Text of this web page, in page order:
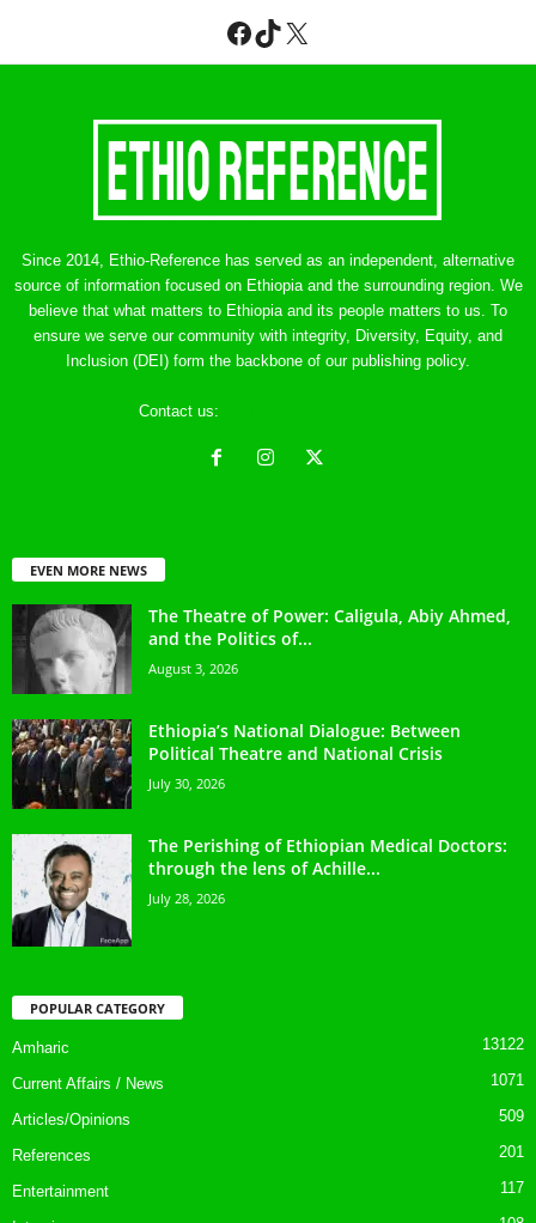
Facebook
TikTok
X
Since 2014, Ethio-Reference has served as an independent, alternative
source of information focused on Ethiopia and the surrounding region. We
believe that what matters to Ethiopia and its people matters to us. To
ensure we serve our community with integrity, Diversity, Equity, and
Inclusion (DEI) form the backbone of our publishing policy.
Contact us:
EVEN MORE NEWS
The Theatre of Power: Caligula, Abiy Ahmed,
and the Politics of...
August 3, 2026
Ethiopia’s National Dialogue: Between
Political Theatre and National Crisis
July 30, 2026
The Perishing of Ethiopian Medical Doctors:
through the lens of Achille...
July 28, 2026
POPULAR CATEGORY
Amharic 13122
Current Affairs / News 1071
Articles/Opinions 509
References 201
Entertainment 117